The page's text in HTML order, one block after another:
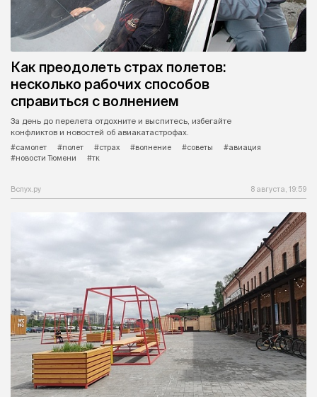
Как преодолеть страх полетов:
несколько рабочих способов
справиться с волнением
За день до перелета отдохните и выспитесь, избегайте
конфликтов и новостей об авиакатастрофах.
#самолет
#полет #страх #волнение #советы
#авиация
#новости Тюмени
#тк
Вслух.ру 8 августа, 19:59